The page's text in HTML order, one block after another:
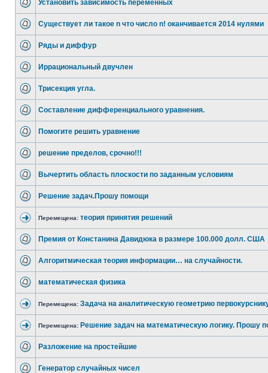
Установить зависимость переменных
Существует ли такое n что число n! оканчивается 2014 нулями
Ряды и диффур
Иррациональный двучлен
Трисекция угла.
Составление дифференциального уравнения.
Помогите решить уравнение
решение пределов, срочно!!!
Вычертить область плоскости по заданным условиям
Решение задач.Прошу помощи
Перемещена: теория принятия решений
Премия от Констанина Давидюка в размере 100.000 долл. США
Алгоритмическая теория информации… на случайности.
математическая физика
Перемещена: Задача на аналитическую геометрию
Перемещена: Решение задач на математическую логику. Прошу
Разложение на простейшие
Генератор случайных чисел